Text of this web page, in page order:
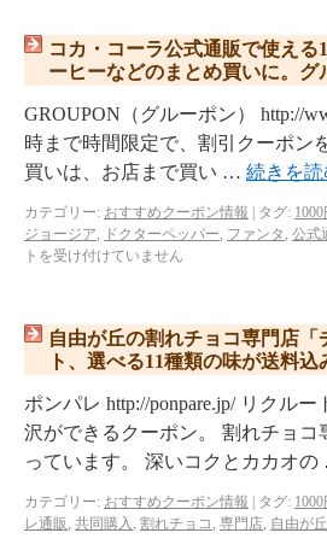
コカ・コーラ公式通販で使える
ーヒーなどのまとめ買いに。グ
GROUPON（グルーポン） http://
時まで時間限定で、割引クーポン
買いは、お店まで買い … 続きを読
カテゴリー: おすすめクーポン情報 タグ: 1000
ジョージア, ドクターペッパー, ファンタ , 公式
トを受け付けていません
自由が丘の割れチョコ専門店
ト、選べる11種類の味が送料
ポンパレ http://ponpare.jp/ リクル
沢ができるクーポン。 割れチョ
っています。 深いコクとカカオ
カテゴリー: おすすめクーポン情報 タグ: 1000
レ通販 , 共同購入 , 割れチョコ , 専門店, 自由が丘